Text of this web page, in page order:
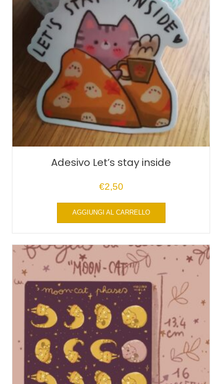
Adesivo Let’s stay inside
€2,50
AGGIUNGI AL CARRELLO